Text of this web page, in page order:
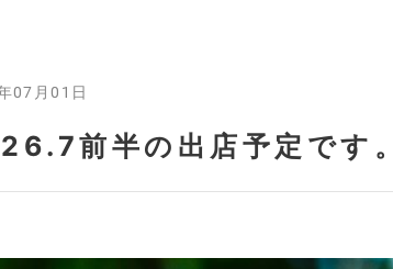
07月01日
前半の出店予定です。